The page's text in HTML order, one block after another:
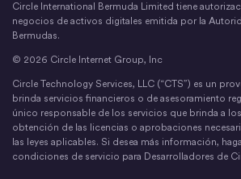
Circle International Bermuda Limited tiene
negocios de activos digitales emitida por la
Bermudas.
© 2026 Circle Internet Group, Inc
Circle Technology Services, LLC (“CTS”) es un
brinda servicios financieros o de asesoramiento
único responsable de los servicios que brinda a
obtención de las licencias o aprobaciones
las leyes aplicables. Si desea más información,
condiciones de servicio para Desarrolladores de